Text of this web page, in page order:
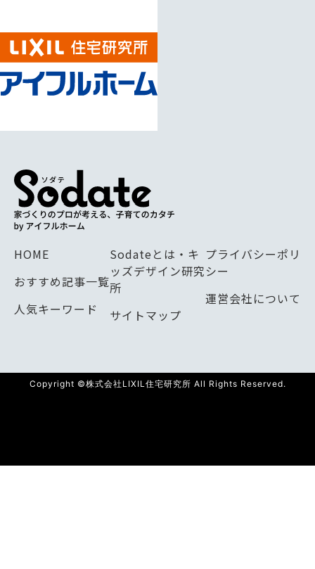
HOME
おすすめ記事一覧
人気キーワード
Sodateとは・キ
ッズデザイン研究
所
サイトマップ
プライバシーポリ
シー
運営会社について
Copyright ©株式会社LIXIL住宅研究所 All Rights Reserved.